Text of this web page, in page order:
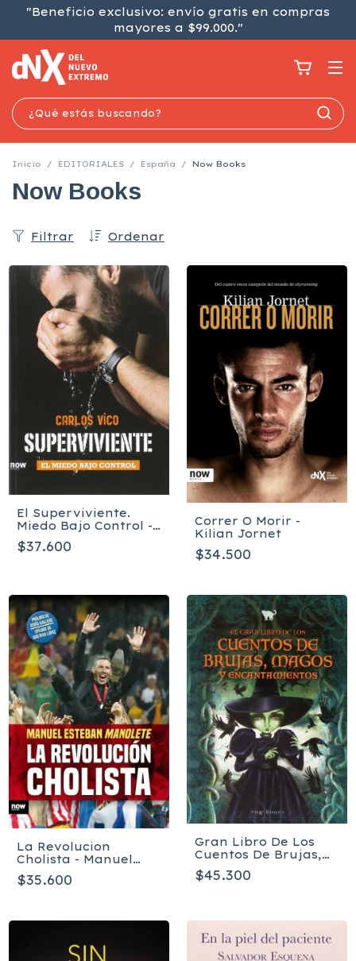
"Beneficio exclusivo: envío gratis en compras
mayores a $99.000."
Inicio / EDITORIALES / España / Now Books
Now Books
Ordenar
Filtrar
El Superviviente.
Miedo Bajo Control -
Carlos Vico Gimenez
$37.600
Correr O Morir -
Kilian Jornet
$34.500
La Revolucion
Cholista - Manuel
Esteban Manolete
$35.600
Gran Libro De Los
Cuentos De Brujas,
Magos Y
Encantamientos
$45.300